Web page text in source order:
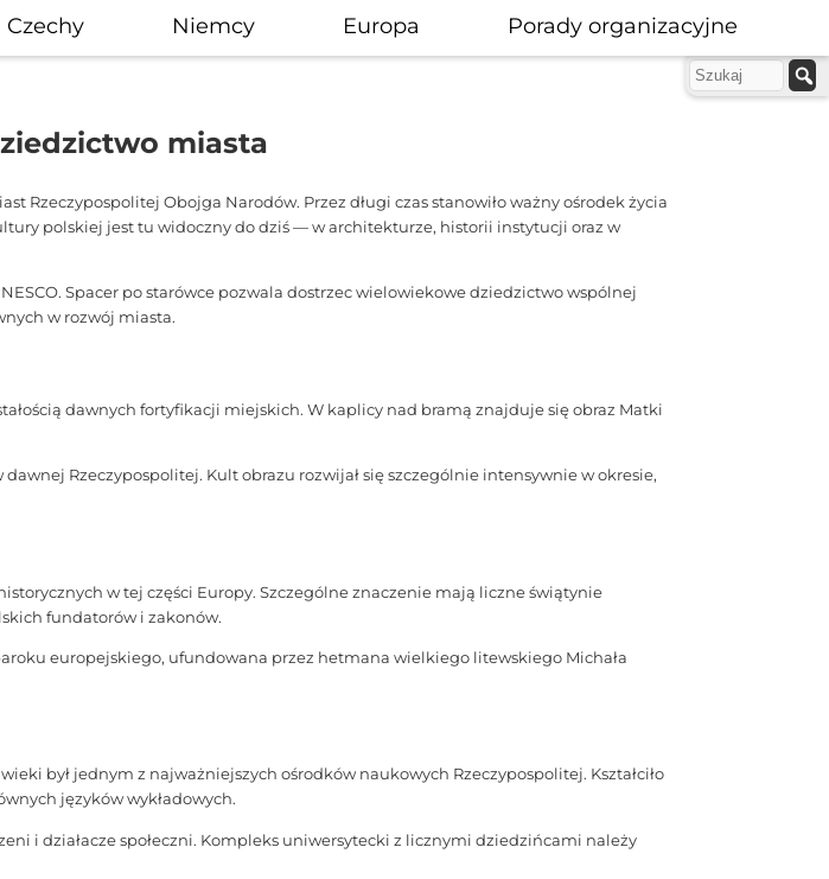
Czechy Niemcy Europa Porady organizacyjne
miasta
Rzeczypospolitej Obojga Narodów. Przez długi czas stanowiło ważny ośrodek życia
polskiej jest tu widoczny do dziś — w architekturze, historii instytucji oraz w
Spacer po starówce pozwala dostrzec wielowiekowe dziedzictwo wspólnej
w rozwój miasta.
dawnych fortyfikacji miejskich. W kaplicy nad bramą znajduje się obraz Matki
Rzeczypospolitej. Kult obrazu rozwijał się szczególnie intensywnie w okresie,
w tej części Europy. Szczególne znaczenie mają liczne świątynie
fundatorów i zakonów.
europejskiego, ufundowana przez hetmana wielkiego litewskiego Michała
był jednym z najważniejszych ośrodków naukowych Rzeczypospolitej. Kształciło
języków wykładowych.
i działacze społeczni. Kompleks uniwersytecki z licznymi dziedzińcami należy